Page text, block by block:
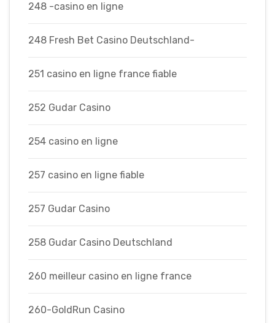
248 -casino en ligne
248 Fresh Bet Casino Deutschland-
251 casino en ligne france fiable
252 Gudar Casino
254 casino en ligne
257 casino en ligne fiable
257 Gudar Casino
258 Gudar Casino Deutschland
260 meilleur casino en ligne france
260-GoldRun Casino